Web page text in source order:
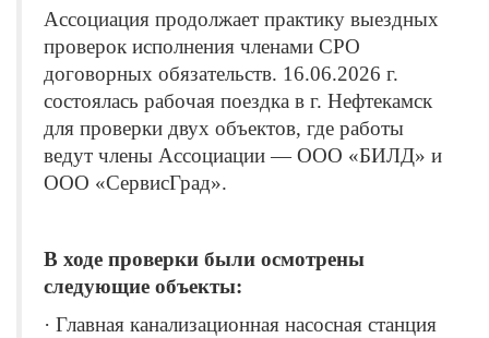
Ассоциация продолжает практику выездных
проверок исполнения членами СРО
договорных обязательств. 16.06.2026 г.
состоялась рабочая поездка в г. Нефтекамск
для проверки двух объектов, где работы
ведут члены Ассоциации — ООО «БИЛД» и
ООО «СервисГрад».
В ходе проверки были осмотрены
следующие объекты:
· Главная канализационная насосная станция